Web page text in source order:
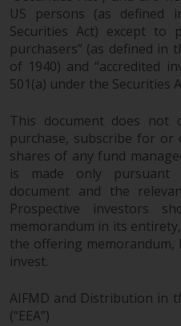
Haftung
sicherzustellen,
Informationen
zum Zeitpunkt
vollständig
Redwheel keine
eines ihrer
Unternehmen
oder
Informationen
US persons (as defined
Securities Act) except to
purchasers” (as defined in
of 1940) and “accredited
501(a) under the Securities
This document does not
purchase, subscribe for
shares of any fund
is made only
document and the
Prospective investors
memorandum in its
the offering memorandum,
invest.
AIFMD and Distribution in
(“EEA”)